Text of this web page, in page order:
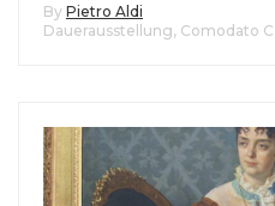
By Pietro Aldi
Dauerausstellung, Comodato